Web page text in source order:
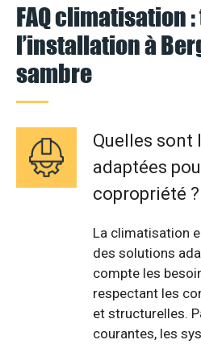
FAQ climatisation
l’installation à
sambre
Quelles sont
adaptées
copropriété ?
La climatisation
des solutions
compte les
respectant les
et structurelles.
courantes, les